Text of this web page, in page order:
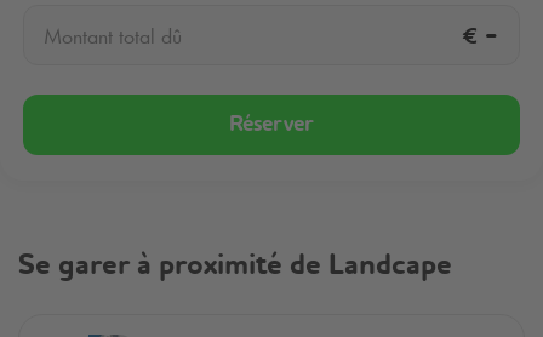
Montant total dû € -
Réserver
Se garer à proximité de Landcape